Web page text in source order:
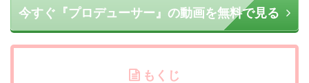
今すぐ『プロデューサー』の動画を無料で見る
もくじ